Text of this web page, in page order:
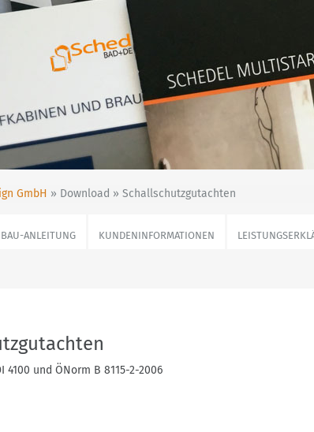
GmbH » Download » Schallschutzgutachten
ANLEITUNG KUNDENINFORMATIONEN
4100 und ÖNorm B 8115-2-2006